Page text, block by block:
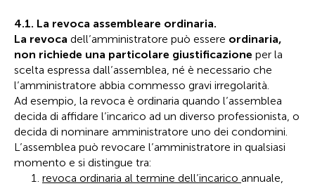
4.1. La revoca assembleare ordinaria.
La revoca dell’amministratore può essere ordinaria,
non richiede una particolare giustificazione per la
scelta espressa dall’assemblea, né è necessario che
l’amministratore abbia commesso gravi irregolarità.
Ad esempio, la revoca è ordinaria quando l’assemblea
decida di affidare l’incarico ad un diverso professionista, o
decida di nominare amministratore uno dei condomini.
L’assemblea può revocare l’amministratore in qualsiasi
momento e si distingue tra:
revoca ordinaria al termine dell’incarico annuale,